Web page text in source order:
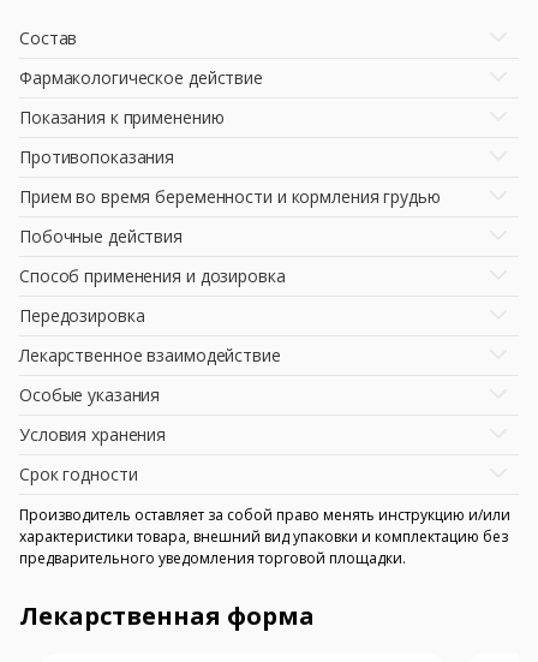
Состав
Фармакологическое действие
Показания к применению
Противопоказания
Прием во время беременности и кормления грудью
Побочные действия
Способ применения и дозировка
Передозировка
Лекарственное взаимодействие
Особые указания
Условия хранения
Срок годности
Производитель оставляет за собой право менять инструкцию и/или
характеристики товара, внешний вид упаковки и комплектацию без
предварительного уведомления торговой площадки.
Лекарственная форма